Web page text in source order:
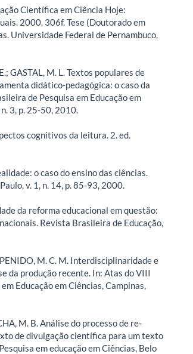
Científica em Ciência Hoje:
2000. 306f. Tese (Doutorado em
Universidade Federal de Pernambuco,
GASTAL, M. L. Textos populares de
didático-pedagógica: o caso da
de Pesquisa em Educação em
3, p. 25-50, 2010.
cognitivos da leitura. 2. ed.
o caso do ensino das ciências.
v. 1, n. 14, p. 85-93, 2000.
da reforma educacional em questão:
Revista Brasileira de Educação,
M. C. M. Interdisciplinaridade e
da produção recente. In: Atas do VIII
Educação em Ciências, Campinas,
M. B. Análise do processo de re-
de divulgação científica para um texto
em educação em Ciências, Belo